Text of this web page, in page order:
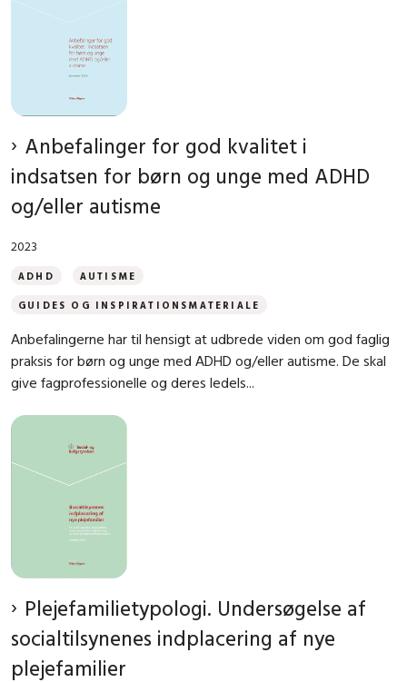
Anbefalinger for god kvalitet i
indsatsen for børn og unge med ADHD
og/eller autisme
2023
ADHD AUTISME
GUIDES OG INSPIRATIONSMATERIALE
Anbefalingerne har til hensigt at udbrede viden om god faglig
praksis for børn og unge med ADHD og/eller autisme. De skal
give fagprofessionelle og deres ledels...
Plejefamilietypologi. Undersøgelse af
socialtilsynenes indplacering af nye
plejefamilier